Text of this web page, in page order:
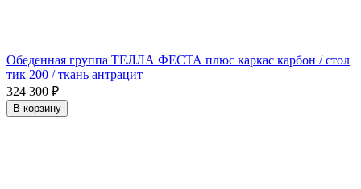
Обеденная группа ТЕЛЛА ФЕСТА плюс каркас карбон / стол
тик 200 / ткань антрацит
324 300 ₽
В корзину